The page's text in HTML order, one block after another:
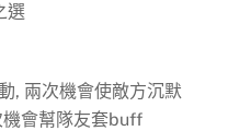
選
, 兩次機會使敵方沉默
機會幫隊友套buff